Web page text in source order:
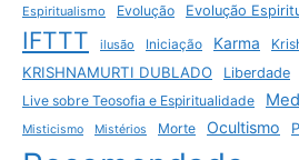
Espiritualismo Evolução Evolução
IFTTT ilusão Iniciação Karma
KRISHNAMURTI DUBLADO
Liberdade
Live sobre Teosofia e Espiritualidade
Misticismo Mistérios Morte Ocultismo